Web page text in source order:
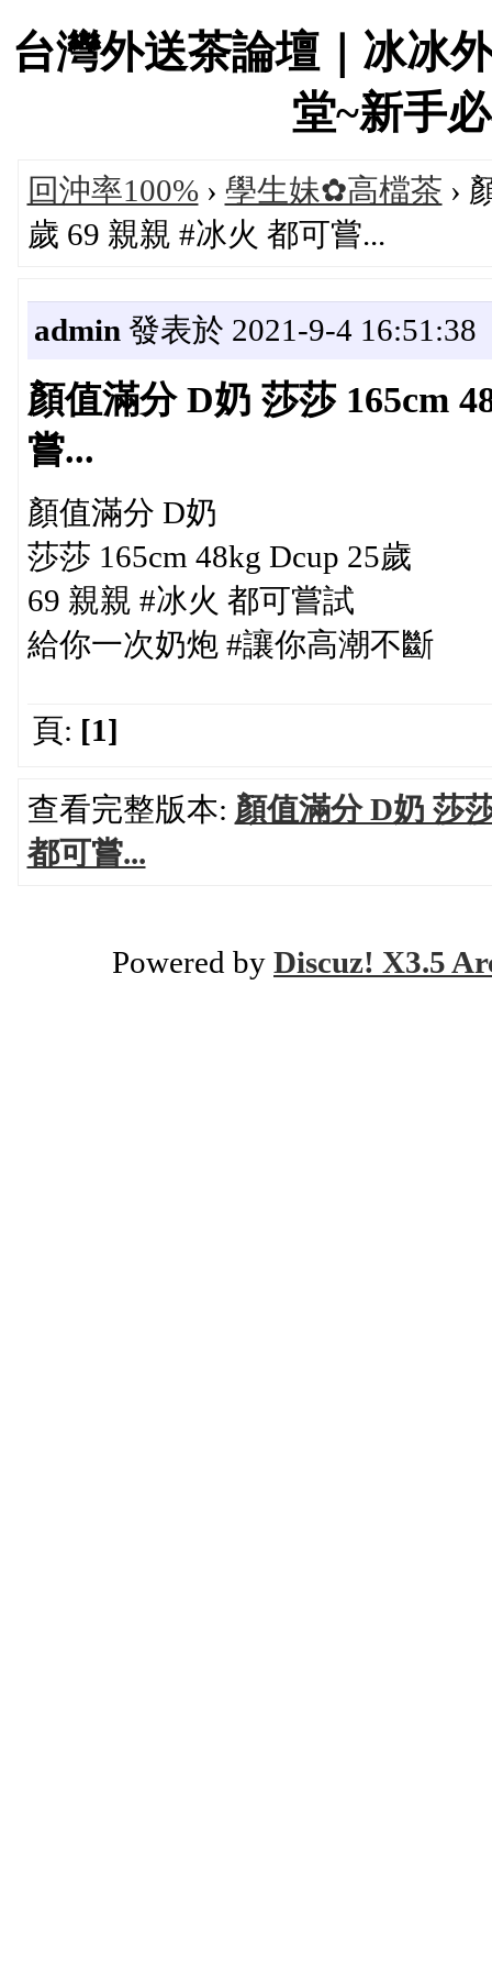
台灣外送茶論壇｜冰冰
堂~新手
回沖率100%› 學生妹✿高檔茶 ›
歲 69 親親 #冰火 都可嘗...
admin 發表於 2021-9-4 16:51:38
顏值滿分 D奶 莎莎 165cm
嘗...
顏值滿分 D奶
莎莎 165cm 48kg Dcup 25歲
69 親親 #冰火 都可嘗試
給你一次奶炮 #讓你高潮不斷
頁: [1]
查看完整版本: 顏值滿分 D奶 莎
都可嘗...
Powered by Discuz! X3.5